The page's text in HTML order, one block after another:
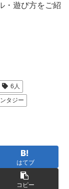
・遊び方をご紹
6人
タジー
はてブ
コピー